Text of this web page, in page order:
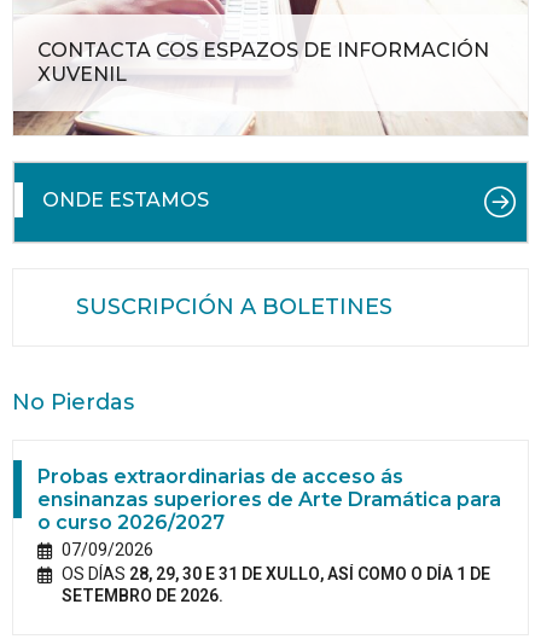
CONTACTA COS ESPAZOS DE INFORMACIÓN
XUVENIL
ONDE ESTAMOS
SUSCRIPCIÓN A BOLETINES
No Pierdas
Probas extraordinarias de acceso ás
ensinanzas superiores de Arte Dramática para
o curso 2026/2027
07/09/2026
OS DÍAS 28, 29, 30 E 31 DE XULLO, ASÍ COMO O DÍA 1 DE
SETEMBRO DE 2026.